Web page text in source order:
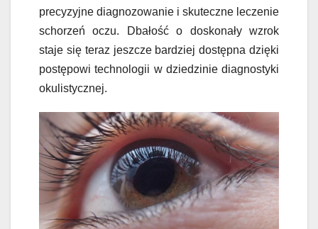
precyzyjne diagnozowanie i skuteczne leczenie
schorzeń oczu. Dbałość o doskonały wzrok
staje się teraz jeszcze bardziej dostępna dzięki
postępowi technologii w dziedzinie diagnostyki
okulistycznej.